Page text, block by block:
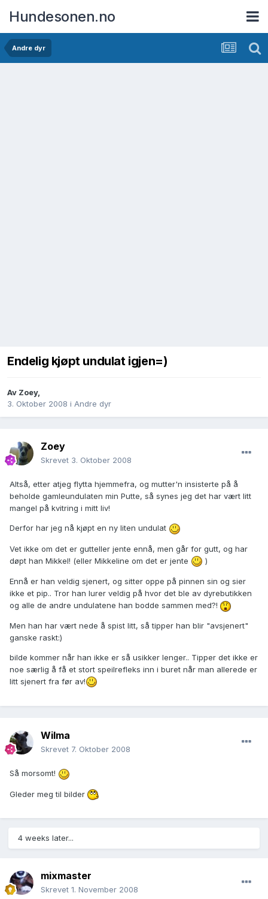
Hundesonen.no
Andre dyr
Endelig kjøpt undulat igjen=)
Av Zoey,
3. Oktober 2008 i Andre dyr
Zoey
Skrevet 3. Oktober 2008
Altså, etter atjeg flytta hjemmefra, og mutter'n insisterte på å
beholde gamleundulaten min Putte, så synes jeg det har vært litt
mangel på kvitring i mitt liv!
Derfor har jeg nå kjøpt en ny liten undulat
Vet ikke om det er gutteller jente ennå, men går for gutt, og har
døpt han Mikkel! (eller Mikkeline om det er jente
)
Ennå er han veldig sjenert, og sitter oppe på pinnen sin og sier
ikke et pip.. Tror han lurer veldig på hvor det ble av dyrebutikken
og alle de andre undulatene han bodde sammen med?!
Men han har vært nede å spist litt, så tipper han blir "avsjenert"
ganske raskt:)
bilde kommer når han ikke er så usikker lenger.. Tipper det ikke er
noe særlig å få et stort speilrefleks inn i buret når man allerede er
litt sjenert fra før av!
Wilma
Skrevet 7. Oktober 2008
Så morsomt!
Gleder meg til bilder
4 weeks later...
mixmaster
Skrevet 1. November 2008